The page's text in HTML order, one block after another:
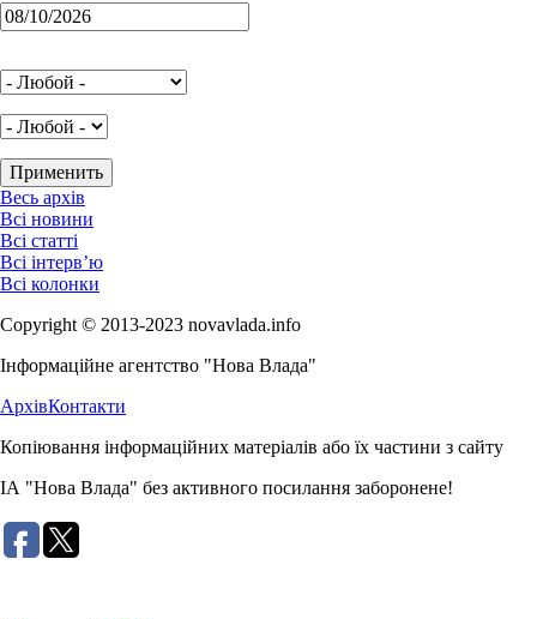
Весь архів
Всі новини
Всі статті
Всі інтерв’ю
Всі колонки
Copyright © 2013-2023 novavlada.info
Інформаційне агентство "Нова Влада"
АрхівКонтакти
Копіювання інформаційних матеріалів або їх частини з сайту
ІА "Нова Влада" без активного посилання заборонене!